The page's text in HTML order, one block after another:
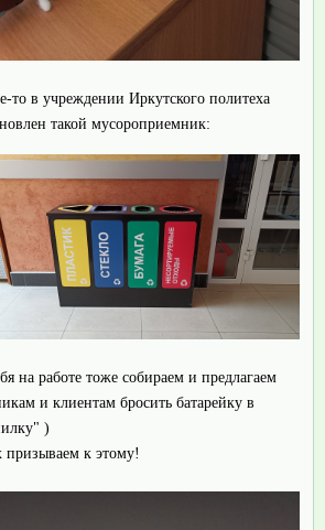
то в учреждении Иркутского политеха
такой мусороприемник:
на работе тоже собираем и предлагаем
и клиентам бросить батарейку в
)
призываем к этому!